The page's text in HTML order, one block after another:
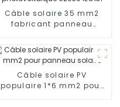
Câble solaire 35 mm2
fabricant panneau
photovoltaïque 62930
IEC131
Câble solaire PV
populaire 1*6 mm2 pour